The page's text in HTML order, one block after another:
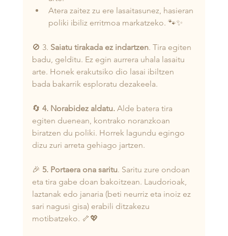
Atera zaitez zu ere lasaitasunez, hasieran
poliki ibiliz erritmoa markatzeko. 🐾✨
🚫 3. Saiatu tirakada ez indartzen. Tira egiten
badu, gelditu. Ez egin aurrera uhala lasaitu
arte. Honek erakutsiko dio lasai ibiltzen
bada bakarrik esploratu dezakeela.
🔄 4. Norabidez aldatu. Alde batera tira
egiten duenean, kontrako noranzkoan
biratzen du poliki. Horrek lagundu egingo
dizu zuri arreta gehiago jartzen.
🎉 5. Portaera ona saritu. Saritu zure ondoan
eta tira gabe doan bakoitzean. Laudorioak,
laztanak edo janaria (beti neurriz eta inoiz ez
sari nagusi gisa) erabili ditzakezu
motibatzeko. 🦴💖